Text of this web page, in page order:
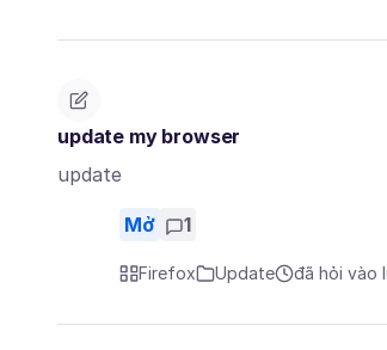
update my browser
update
Mở 1
Firefox Update đã hỏi vào